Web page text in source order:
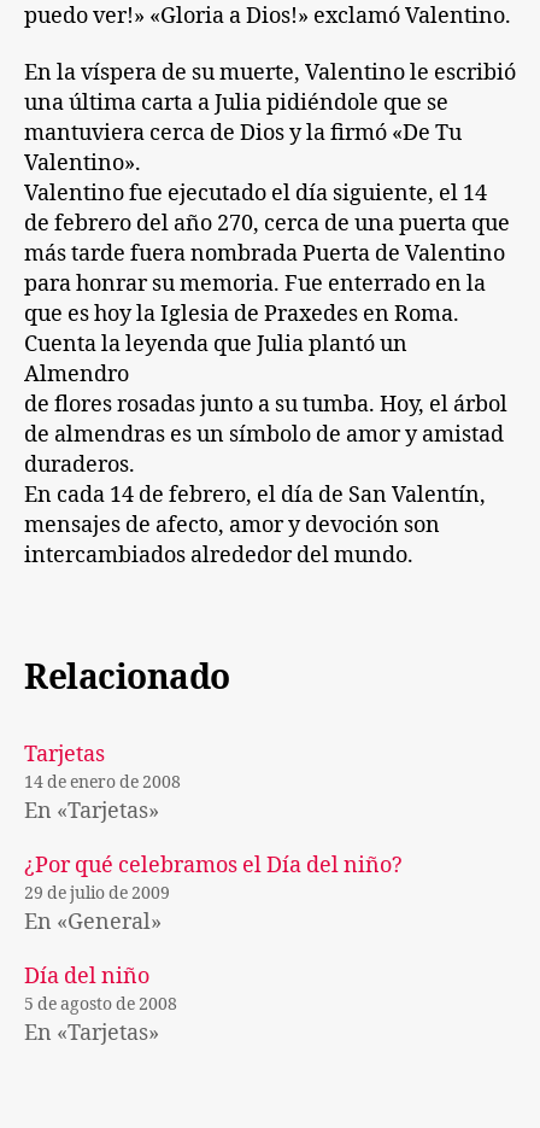
puedo ver!» «Gloria a Dios!» exclamó Valentino.
En la víspera de su muerte, Valentino le escribió
una última carta a Julia pidiéndole que se
mantuviera cerca de Dios y la firmó «De Tu
Valentino».
Valentino fue ejecutado el día siguiente, el 14
de febrero del año 270, cerca de una puerta que
más tarde fuera nombrada Puerta de Valentino
para honrar su memoria. Fue enterrado en la
que es hoy la Iglesia de Praxedes en Roma.
Cuenta la leyenda que Julia plantó un
Almendro
de flores rosadas junto a su tumba. Hoy, el árbol
de almendras es un símbolo de amor y amistad
duraderos.
En cada 14 de febrero, el día de San Valentín,
mensajes de afecto, amor y devoción son
intercambiados alrededor del mundo.
Relacionado
Tarjetas
14 de enero de 2008
En «Tarjetas»
¿Por qué celebramos el Día del niño?
29 de julio de 2009
En «General»
Día del niño
5 de agosto de 2008
En «Tarjetas»